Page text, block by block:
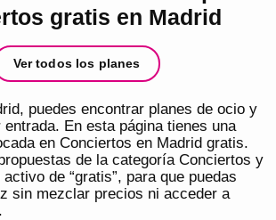
gratis en Madrid
Ver todos los planes
puedes encontrar planes de ocio y
En esta página tienes una
en Conciertos en Madrid gratis.
de la categoría Conciertos y
de “gratis”, para que puedas
sin mezclar precios ni acceder a